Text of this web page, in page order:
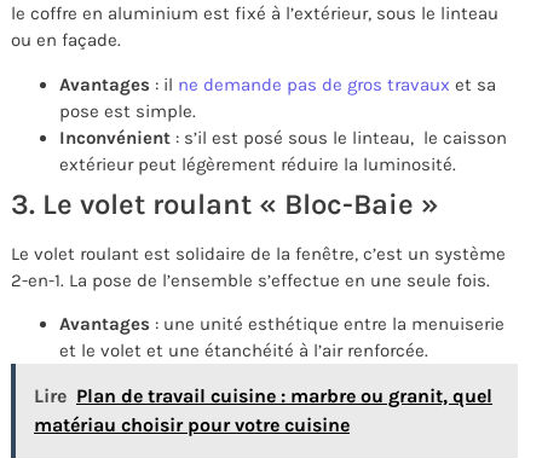
le coffre en aluminium est fixé à l’extérieur, sous le linteau
ou en façade.
Avantages : il ne demande pas de gros travaux et sa
pose est simple.
Inconvénient : s’il est posé sous le linteau, le caisson
extérieur peut légèrement réduire la luminosité.
3. Le volet roulant « Bloc-Baie »
Le volet roulant est solidaire de la fenêtre, c’est un système
2-en-1. La pose de l’ensemble s’effectue en une seule fois.
Avantages : une unité esthétique entre la menuiserie
et le volet et une étanchéité à l’air renforcée.
Lire Plan de travail cuisine : marbre ou granit, quel
matériau choisir pour votre cuisine